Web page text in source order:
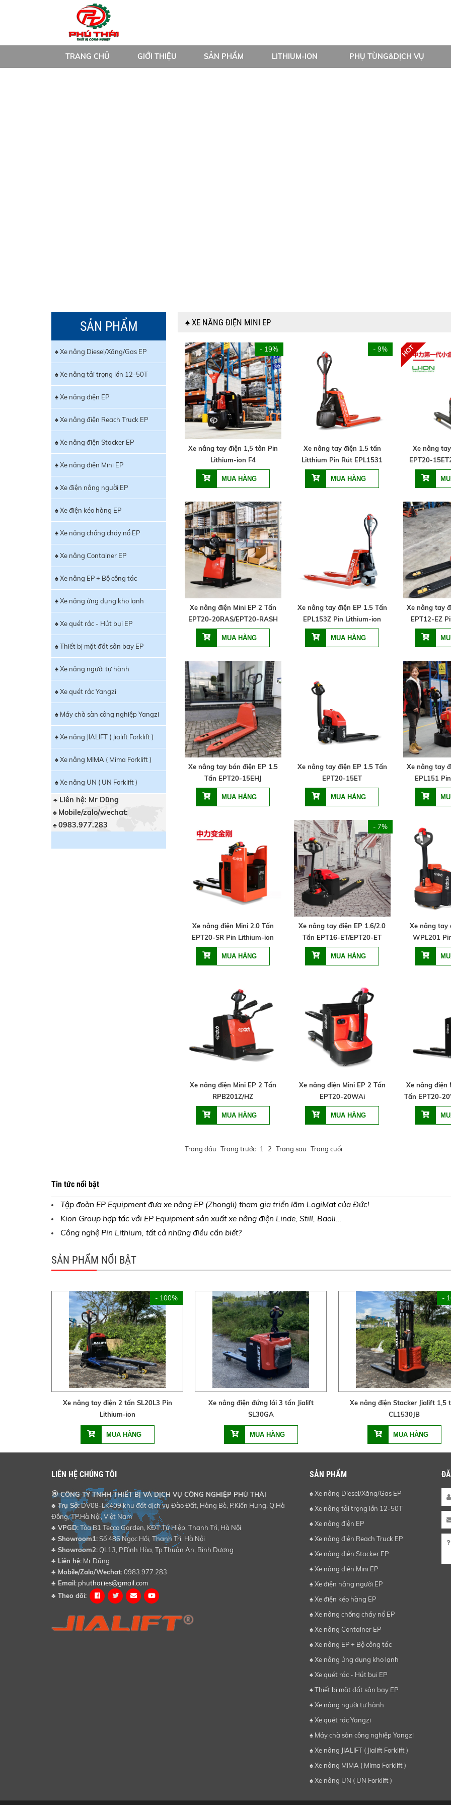
TRANG CHỦ GIỚI THIỆU SẢN PHẨM LITHIUM-ION PHỤ TÙNG&DỊCH VỤ
SẢN PHẨM
♠ Xe nâng Diesel/Xăng/Gas EP
♠ Xe nâng tải trọng lớn 12-50T
♠ Xe nâng điện EP
♠ Xe nâng điện Reach Truck EP
♠ Xe nâng điện Stacker EP
♠ Xe nâng điện Mini EP
♠ Xe điện nâng người EP
♠ Xe điện kéo hàng EP
♠ Xe nâng chống cháy nổ EP
♠ Xe nâng Container EP
♠ Xe nâng EP + Bộ công tác
♠ Xe nâng ứng dụng kho lạnh
♠ Xe quét rác - Hút bụi EP
♠ Thiết bị mặt đất sân bay EP
♠ Xe nâng người tự hành
♠ Xe quét rác Yangzi
♠ Máy chà sàn công nghiệp Yangzi
♠ Xe nâng JIALIFT ( Jialift Forklift )
♠ Xe nâng MIMA ( Mima Forklift )
♠ Xe nâng UN ( UN Forklift )
♣ Liên hệ: Mr Dũng
♣ Mobile/zalo/wechat:
♣ 0983.977.283
♠ XE NÂNG ĐIỆN MINI EP
- 19%
Xe nâng tay điện 1,5 tân Pin
Lithium-ion F4
- 9%
Xe nâng tay điện 1.5 tấn
Litthium Pin Rút EPL1531
Xe nâng
EPT20-
Xe nâng điện Mini EP 2 Tấn
EPT20-20RAS/EPT20-RASH
Xe nâng tay điện EP 1.5 Tấn
EPL153Z Pin Lithium-ion
Xe nâng tay
EPT12-EZ
Xe nâng tay bán điện EP 1.5
Tấn EPT20-15EHJ
Xe nâng tay điện EP 1.5 Tấn
EPT20-15ET
Xe nâng tay
EPL151
Xe nâng điện Mini 2.0 Tấn
EPT20-SR Pin Lithium-ion
- 7%
Xe nâng tay điện EP 1.6/2.0
Tấn EPT16-ET/EPT20-ET
Xe nâng tay
WPL201
Xe nâng điện Mini EP 2 Tấn
RPB201Z/HZ
Xe nâng điện Mini EP 2 Tấn
EPT20-20WAi
Xe nâng điện
Tấn EPT20-
Trang đầu Trang trước 1 2 Trang sau Trang cuối
Tin tức nổi bật
Tập đoàn EP Equipment đưa xe nâng EP (Zhongli) tham gia triển lãm LogiMat của Đức!
Kion Group hợp tác với EP Equipment sản xuất xe nâng điện Linde, Still, Baoli...
Công nghệ Pin Lithium, tất cả những điều cần biết?
SẢN PHẨM NỔI BẬT
- 100%
Xe nâng tay điện 2 tấn SL20L3 Pin
Lithium-ion
Xe nâng điện đứng lái 3 tấn Jialift
SL30GA
-
Xe nâng điện Stacker Jialift 1,5
CL1530JB
LIÊN HỆ CHÚNG TÔI
®CÔNG TY TNHH THIẾT BỊ VÀ DỊCH VỤ CÔNG NGHIỆP PHÚ THÁI
♣ Trụ Sở:DV08-LK409 khu đất dịch vụ Đào Đất, Hàng Bè, P.Kiến Hưng, Q.Hà
Đông, TP.Hà Nội, Việt Nam
♣ VPGD:Tòa B1 Tecco Garden, KĐT Tứ Hiệp, Thanh Trì, Hà Nội
♣ Showroom1:Số 486 Ngọc Hồi, Thanh Trì, Hà Nội
♣ Showroom2: QL13, P.Bình Hòa, Tp.Thuận An, Bình Dương
♣ Liên hệ: Mr Dũng
♣ Mobile/Zalo/Wechat:0983.977.283
♣ Email: phuthai.ies@gmail.com
♣ Theo dõi:
SẢN PHẨM
♠ Xe nâng Diesel/Xăng/Gas EP
♠ Xe nâng tải trọng lớn 12-50T
♠ Xe nâng điện EP
♠ Xe nâng điện Reach Truck EP
♠ Xe nâng điện Stacker EP
♠ Xe nâng điện Mini EP
♠ Xe điện nâng người EP
♠ Xe điện kéo hàng EP
♠ Xe nâng chống cháy nổ EP
♠ Xe nâng Container EP
♠ Xe nâng EP + Bộ công tác
♠ Xe nâng ứng dụng kho lạnh
♠ Xe quét rác - Hút bụi EP
♠ Thiết bị mặt đất sân bay EP
♠ Xe nâng người tự hành
♠ Xe quét rác Yangzi
♠ Máy chà sàn công nghiệp Yangzi
♠ Xe nâng JIALIFT ( Jialift Forklift )
♠ Xe nâng MIMA ( Mima Forklift )
♠ Xe nâng UN ( UN Forklift )